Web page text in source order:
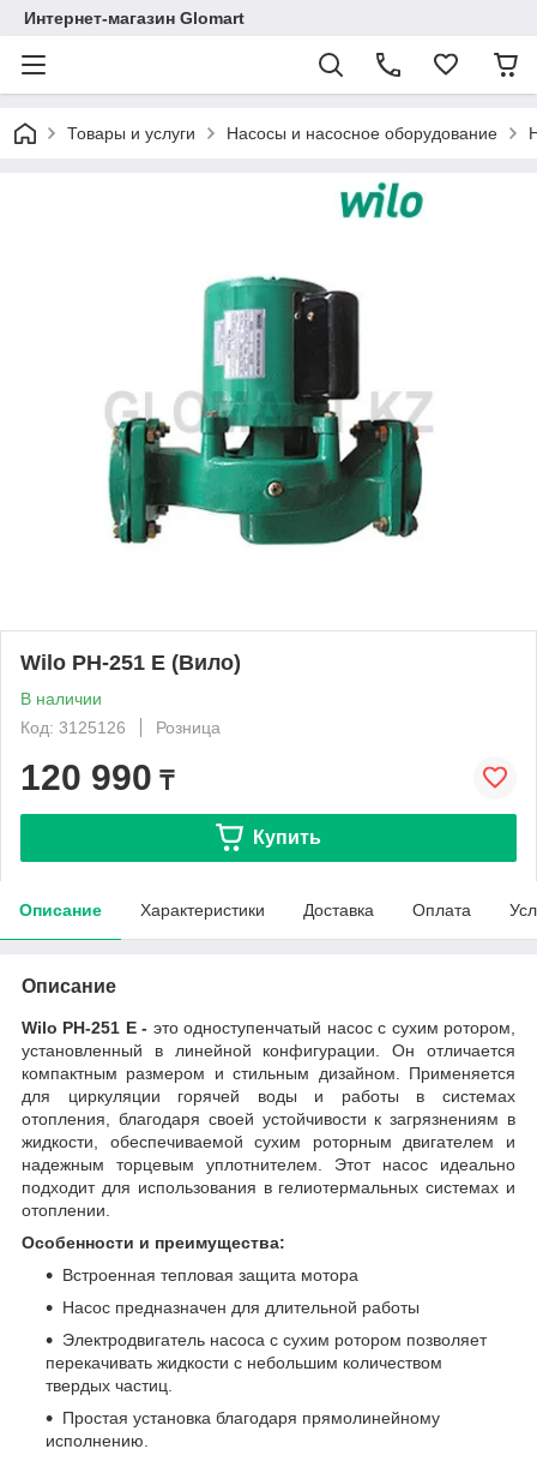
Интернет-магазин Glomart
Товары и услуги Насосы и насосное оборудование
Wilo PH-251 E (Вило)
В наличии
Код: 3125126
Розница
120 990 ₸
Купить
Описание Характеристики Доставка Оплата
Описание
Wilo PH-251 E - это одноступенчатый насос с сухим ротором,
установленный в линейной конфигурации. Он отличается
компактным размером и стильным дизайном. Применяется
для циркуляции горячей воды и работы в системах
отопления, благодаря своей устойчивости к загрязнениям в
жидкости, обеспечиваемой сухим роторным двигателем и
надежным торцевым уплотнителем. Этот насос идеально
подходит для использования в гелиотермальных системах и
отоплении.
Особенности и преимущества:
Встроенная тепловая защита мотора
Насос предназначен для длительной работы
Электродвигатель насоса с сухим ротором позволяет
перекачивать жидкости с небольшим количеством
твердых частиц.
Простая установка благодаря прямолинейному
исполнению.